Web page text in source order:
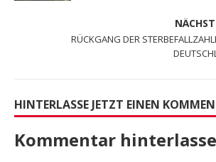
RÜCKGANG DER
HINTERLASSE JETZT EINEN
Kommentar